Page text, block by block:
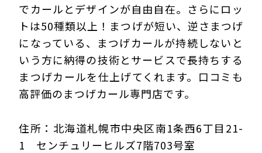
でカールとデザインが自由自在。さらにロッ
トは50種類以上！まつげが短い、逆さまつげ
になっている、まつげカールが持続しないと
いう方に納得の技術とサービスで長持ちする
まつげカールを仕上げてくれます。口コミも
高評価のまつげカール専門店です。
住所：北海道札幌市中央区南1条西6丁目21-
1 センチュリーヒルズ7階703号室